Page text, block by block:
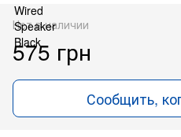
Нет в наличии
575 грн
Сообщить,